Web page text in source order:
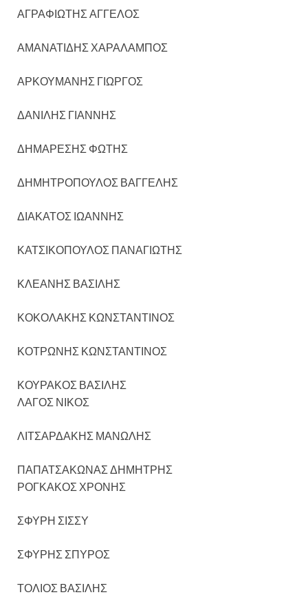
ΑΓΡΑΦΙΩΤΗΣ ΑΓΓΕΛΟΣ
ΑΜΑΝΑΤΙΔΗΣ ΧΑΡΑΛΑΜΠΟΣ
ΑΡΚΟΥΜΑΝΗΣ ΓΙΩΡΓΟΣ
ΔΑΝΙΛΗΣ ΓΙΑΝΝΗΣ
ΔΗΜΑΡΕΣΗΣ ΦΩΤΗΣ
ΔΗΜΗΤΡΟΠΟΥΛΟΣ ΒΑΓΓΕΛΗΣ
ΔΙΑΚΑΤΟΣ ΙΩΑΝΝΗΣ
ΚΑΤΣΙΚΟΠΟΥΛΟΣ ΠΑΝΑΓΙΩΤΗΣ
ΚΛΕΑΝΗΣ ΒΑΣΙΛΗΣ
ΚΟΚΟΛΑΚΗΣ ΚΩΝΣΤΑΝΤΙΝΟΣ
ΚΟΤΡΩΝΗΣ ΚΩΝΣΤΑΝΤΙΝΟΣ
ΚΟΥΡΑΚΟΣ ΒΑΣΙΛΗΣ
ΛΑΓΟΣ ΝΙΚΟΣ
ΛΙΤΣΑΡΔΑΚΗΣ ΜΑΝΩΛΗΣ
ΠΑΠΑΤΣΑΚΩΝΑΣ ΔΗΜΗΤΡΗΣ
ΡΟΓΚΑΚΟΣ ΧΡΟΝΗΣ
ΣΦΥΡΗ ΣΙΣΣΥ
ΣΦΥΡΗΣ ΣΠΥΡΟΣ
ΤΟΛΙΟΣ ΒΑΣΙΛΗΣ